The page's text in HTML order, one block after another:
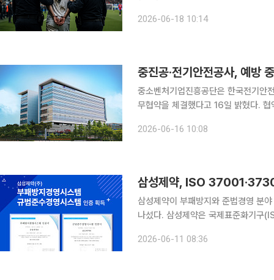
고의로 경고를 받았는지 여부를 두고
2026-06-18 10:14
중진공·전기안전공사, 예방
중소벤처기업진흥공단은 한국전기안
무협약을 체결했다고 16일 밝혔다. 협약식은 전북 완주군 전기안전공사 본사에서 이흥범 중진공 상
진행됐다. 협약은 전국 단위 조
2026-06-16 10:08
삼성제약, ISO
삼성제약이 부패방지와 준법경영 분
나섰다. 삼성제약은 국제표준화기구(ISO)가 제정한 부패방지경영시스템 ISO 37001과 준법경영시
37001은 조직 내 부패 발생 가능성을
2026-06-11 08:36